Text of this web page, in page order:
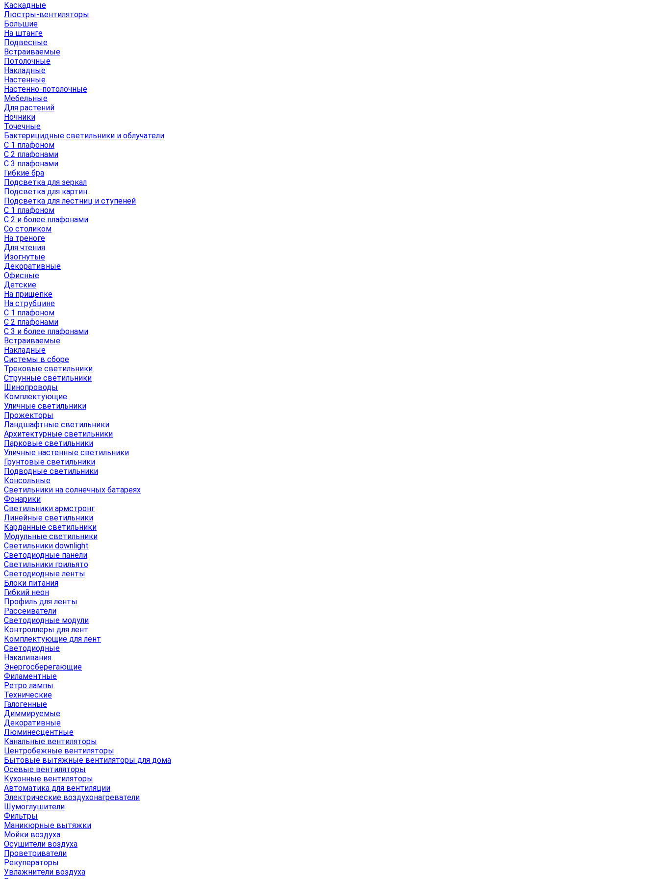
Каскадные
Люстры-вентиляторы
Большие
На штанге
Подвесные
Встраиваемые
Потолочные
Накладные
Настенные
Настенно-потолочные
Мебельные
Для растений
Ночники
Точечные
Бактерицидные светильники и облучатели
С 1 плафоном
С 2 плафонами
С 3 плафонами
Гибкие бра
Подсветка для зеркал
Подсветка для картин
Подсветка для лестниц и ступеней
С 1 плафоном
С 2 и более плафонами
Со столиком
На треноге
Для чтения
Изогнутые
Декоративные
Офисные
Детские
На прищепке
На струбцине
С 1 плафоном
С 2 плафонами
С 3 и более плафонами
Встраиваемые
Накладные
Системы в сборе
Трековые светильники
Струнные светильники
Шинопроводы
Комплектующие
Уличные светильники
Прожекторы
Ландшафтные светильники
Архитектурные светильники
Парковые светильники
Уличные настенные светильники
Грунтовые светильники
Подводные светильники
Консольные
Светильники на солнечных батареях
Фонарики
Светильники армстронг
Линейные светильники
Карданные светильники
Модульные светильники
Светильники downlight
Светодиодные панели
Светильники грильято
Светодиодные ленты
Блоки питания
Гибкий неон
Профиль для ленты
Рассеиватели
Светодиодные модули
Контроллеры для лент
Комплектующие для лент
Светодиодные
Накаливания
Энергосберегающие
Филаментные
Ретро лампы
Технические
Галогенные
Диммируемые
Декоративные
Люминесцентные
Канальные вентиляторы
Центробежные вентиляторы
Бытовые вытяжные вентиляторы для дома
Осевые вентиляторы
Кухонные вентиляторы
Автоматика для вентиляции
Электрические воздухонагреватели
Шумоглушители
Фильтры
Маникюрные вытяжки
Мойки воздуха
Осушители воздуха
Проветриватели
Рекуператоры
Увлажнители воздуха